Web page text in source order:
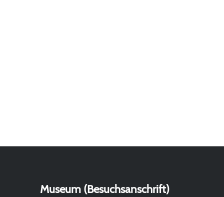
Museum (Besuchsanschrift)